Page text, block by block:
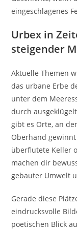
eingeschlagenes
Urbex in
steigender
Aktuelle Themen
das urbane Erbe
unter dem
durch
gibt es Orte, an
Oberhand
überflutete Keller
machen dir
gebauter Umwelt
Gerade diese
eindrucksvolle
poetischen Blick